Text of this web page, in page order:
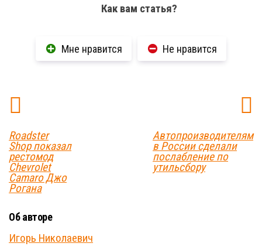
Как вам статья?
Мне нравится Не нравится
Roadster
Shop показал
рестомод
Chevrolet
Camaro Джо
Рогана
Автопроизводителям
в России сделали
послабление по
утильсбору
Об авторе
Игорь Николаевич